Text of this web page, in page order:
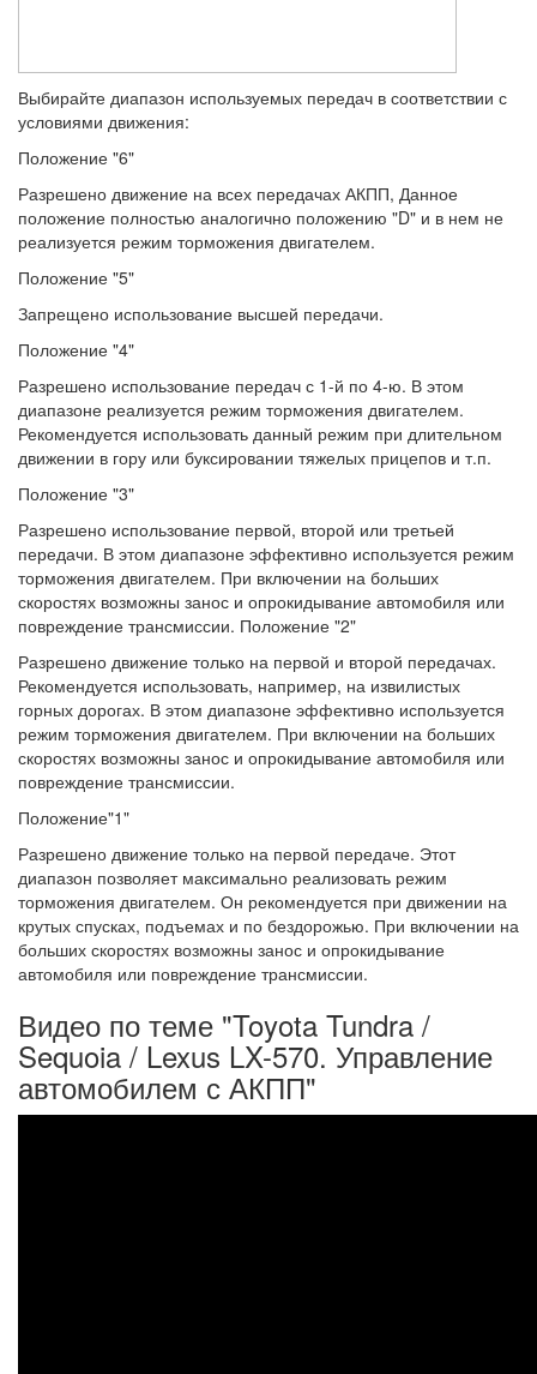
Выбирайте диапазон используемых передач в соответствии с
условиями движения:
Положение "6"
Разрешено движение на всех передачах АКПП, Данное
положение полностью аналогично положению "D" и в нем не
реализуется режим торможения двигателем.
Положение "5"
Запрещено использование высшей передачи.
Положение "4"
Разрешено использование передач с 1-й по 4-ю. В этом
диапазоне реализуется режим торможения двигателем.
Рекомендуется использовать данный режим при длительном
движении в гору или буксировании тяжелых прицепов и т.п.
Положение "3"
Разрешено использование первой, второй или третьей
передачи. В этом диапазоне эффективно используется режим
торможения двигателем. При включении на больших
скоростях возможны занос и опрокидывание автомобиля или
повреждение трансмиссии. Положение "2"
Разрешено движение только на первой и второй передачах.
Рекомендуется использовать, например, на извилистых
горных дорогах. В этом диапазоне эффективно используется
режим торможения двигателем. При включении на больших
скоростях возможны занос и опрокидывание автомобиля или
повреждение трансмиссии.
Положение"1"
Разрешено движение только на первой передаче. Этот
диапазон позволяет максимально реализовать режим
торможения двигателем. Он рекомендуется при движении на
крутых спусках, подъемах и по бездорожью. При включении на
больших скоростях возможны занос и опрокидывание
автомобиля или повреждение трансмиссии.
Видео по теме "Toyota Tundra /
Sequoia / Lexus LX-570. Управление
автомобилем с АКПП"